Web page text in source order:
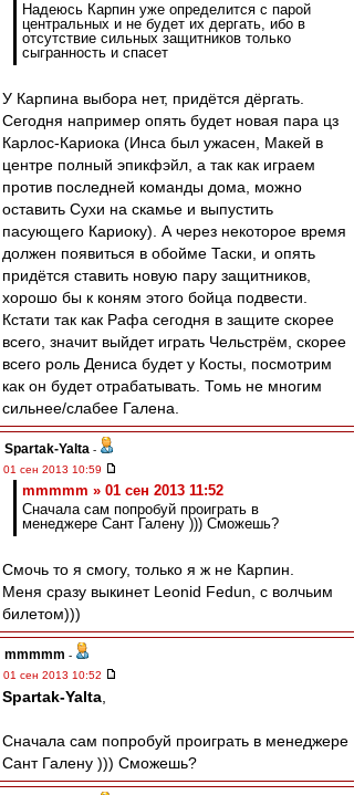
Надеюсь Карпин уже определится с парой
центральных и не будет их дергать, ибо в
отсутствие сильных защитников только
сыгранность и спасет
У Карпина выбора нет, придётся дёргать.
Сегодня например опять будет новая пара цз
Карлос-Кариока (Инса был ужасен, Макей в
центре полный эпикфэйл, а так как играем
против последней команды дома, можно
оставить Сухи на скамье и выпустить
пасующего Кариоку). А через некоторое время
должен появиться в обойме Таски, и опять
придётся ставить новую пару защитников,
хорошо бы к коням этого бойца подвести.
Кстати так как Рафа сегодня в защите скорее
всего, значит выйдет играть Чельстрём, скорее
всего роль Дениса будет у Косты, посмотрим
как он будет отрабатывать. Томь не многим
сильнее/слабее Галена.
Spartak-Yalta -
01 сен 2013 10:59
mmmmm » 01 сен 2013 11:52
Сначала сам попробуй проиграть в
менеджере Сант Галену ))) Сможешь?
Смочь то я смогу, только я ж не Карпин.
Меня сразу выкинет Leonid Fedun, с волчьим
билетом)))
mmmmm -
01 сен 2013 10:52
Spartak-Yalta
Сначала сам попробуй проиграть в менеджере
Сант Галену ))) Сможешь?